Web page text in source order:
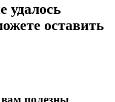
удалось
оставить
полезны